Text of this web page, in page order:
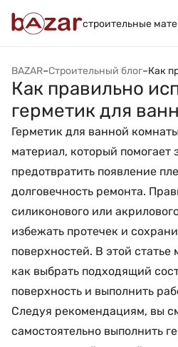
строительные
BAZAR–Строительный блог–Как
Как правильно
герметик для
Герметик для ванной
материал, который помогает
предотвратить появление
долговечность ремонта.
силиконового или
избежать протечек и
поверхностей. В этой
как выбрать подходящий
поверхность и выполнить
Следуя рекомендациям, вы
самостоятельно выполнить